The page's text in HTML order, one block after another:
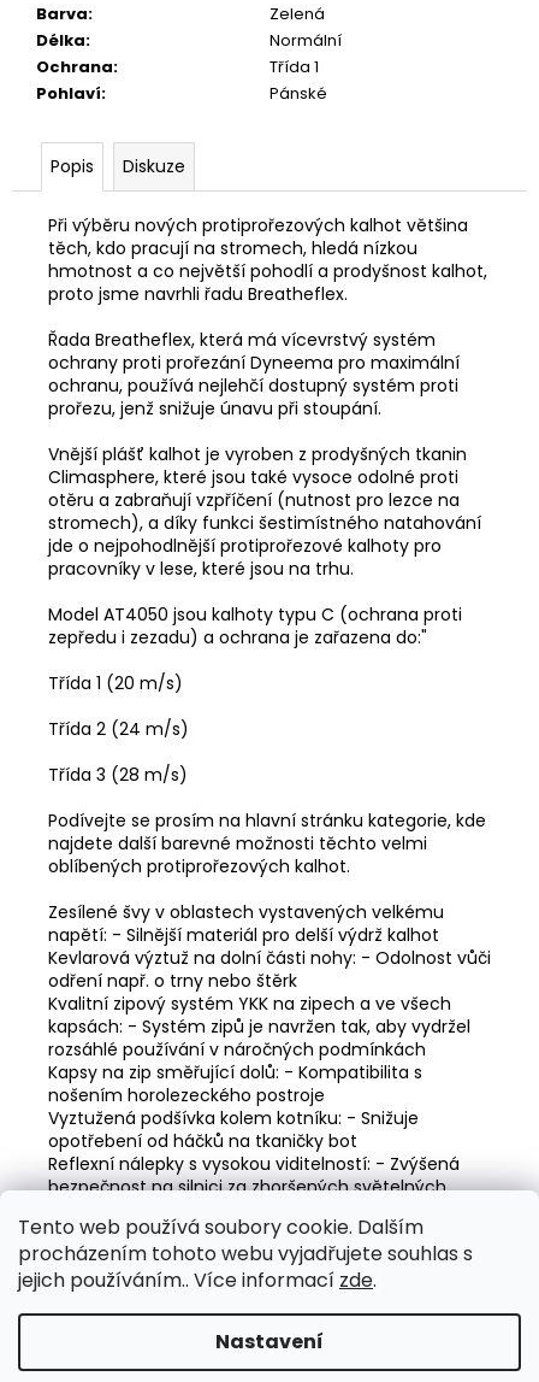
Tento web používá soubory cookie. Dalším
procházením tohoto webu vyjadřujete souhlas s
jejich používáním.. Více informací zde.
Nastavení
Barva:
Zelená
Délka:
Normální
Ochrana:
Třída 1
Pohlaví: Pánské
Popis Diskuze
Při výběru nových protiprořezových kalhot většina
těch, kdo pracují na stromech, hledá nízkou
hmotnost a co největší pohodlí a prodyšnost kalhot,
proto jsme navrhli řadu Breatheflex.
Řada Breatheflex, která má vícevrstvý systém
ochrany proti prořezání Dyneema pro maximální
ochranu, používá nejlehčí dostupný systém proti
prořezu, jenž snižuje únavu při stoupání.
Vnější plášť kalhot je vyroben z prodyšných tkanin
Climasphere, které jsou také vysoce odolné proti
otěru a zabraňují vzpříčení (nutnost pro lezce na
stromech), a díky funkci šestimístného natahování
jde o nejpohodlnější protiprořezové kalhoty pro
pracovníky v lese, které jsou na trhu.
Model AT4050 jsou kalhoty typu C (ochrana proti
zepředu i zezadu) a ochrana je zařazena do:"
Třída 1 (20 m/s)
Třída 2 (24 m/s)
Třída 3 (28 m/s)
Podívejte se prosím na hlavní stránku kategorie, kde
najdete další barevné možnosti těchto velmi
oblíbených protiprořezových kalhot.
Zesílené švy v oblastech vystavených velkému
napětí: - Silnější materiál pro delší výdrž kalhot
Kevlarová výztuž na dolní části nohy: - Odolnost vůči
odření např. o trny nebo štěrk
Kvalitní zipový systém YKK na zipech a ve všech
kapsách: - Systém zipů je navržen tak, aby vydržel
rozsáhlé používání v náročných podmínkách
Kapsy na zip směřující dolů: - Kompatibilita s
nošením horolezeckého postroje
Vyztužená podšívka kolem kotníku: - Snižuje
opotřebení od háčků na tkaničky bot
Reflexní nálepky s vysokou viditelností: - Zvýšená
bezpečnost na silnici za zhoršených světelných
Kapsy na náklad a na telefon mají dvojitý sklopný
kryt: - Zabraňuje proniknutí třísek a prachu
Elastické stahovací utahování bot: - Omezuje